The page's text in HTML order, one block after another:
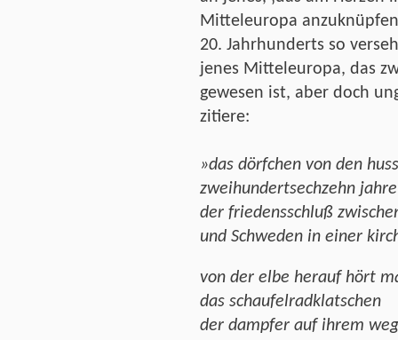
Mitteleuropa
20. Jahrhunderts so
jenes Mitteleuropa, das
gewesen ist, aber doch
zitiere:
»das dörfchen von den
zweihundertsechzehn
der friedensschluß
und Schweden in einer
von der elbe herauf hört
das schaufelradklatschen
der dampfer auf ihrem weg